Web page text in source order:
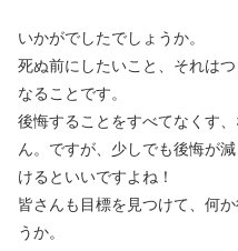
いかがでしたでしょうか。
死ぬ前にしたいこと、それは
なることです。
後悔することをすべてなくす
ん。ですが、少しでも後悔が
けるといいですよね！
皆さんも目標を見つけて、何
うか。